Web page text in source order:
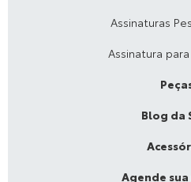
Assinaturas
Assinatura
Blog da
Agende